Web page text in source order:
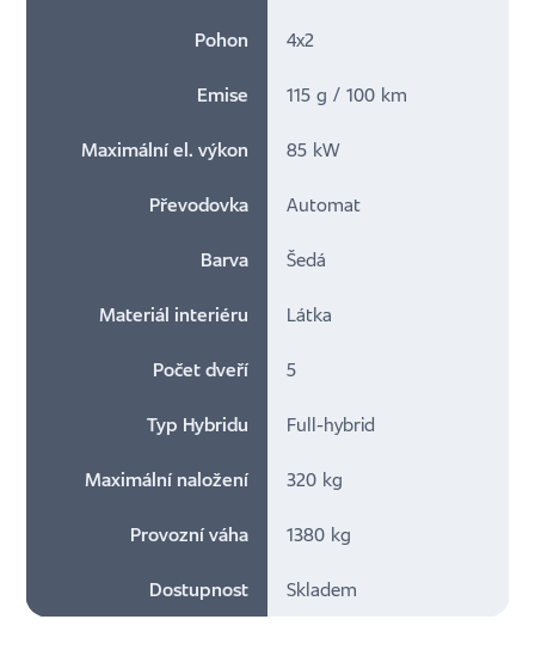
Pohon 4x2
Emise 115 g / 100 km
Maximální el. výkon 85 kW
Převodovka Automat
Barva Šedá
Materiál interiéru Látka
Počet dveří 5
Typ Hybridu Full-hybrid
Maximální naložení 320 kg
Provozní váha 1380 kg
Dostupnost Skladem